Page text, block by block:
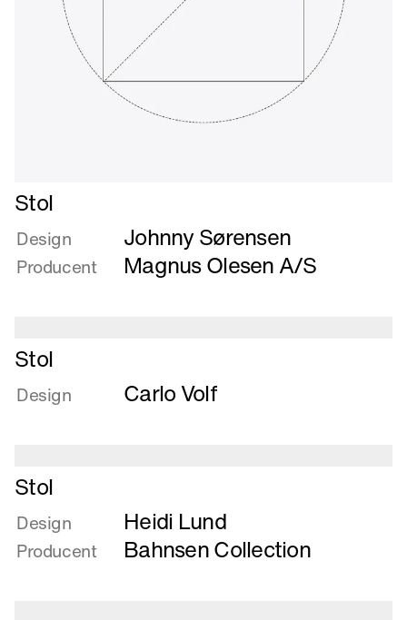
Læs
mere
om
Stol
Stol
Design Johnny Sørensen
Producent Magnus Olesen A/S
Læs
mere
om
Stol
Design Carlo Volf
Læs
mere
om
Stol
Stol
Design Heidi Lund
Producent Bahnsen Collection